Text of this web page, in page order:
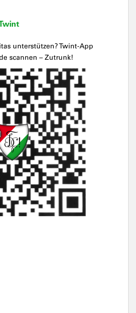
unterstützen? Twint-App
scannen – Zutrunk!